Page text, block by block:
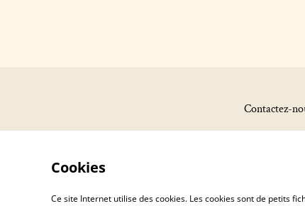
Contactez-
Cookies
Ce site Internet utilise des cookies. Les cookies sont de petits